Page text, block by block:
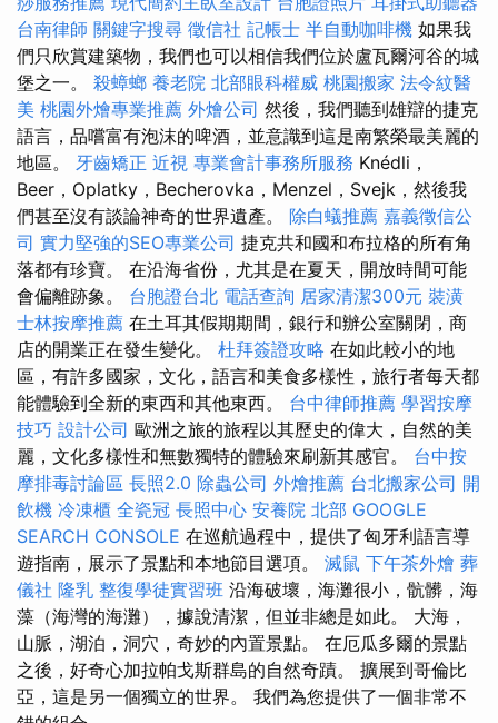
台南律師 關鍵字搜尋 徵信社 記帳士 半自動咖啡機 如果我
們只欣賞建築物，我們也可以相信我們位於盧瓦爾河谷的城
堡之一。 殺蟑螂 養老院 北部眼科權威 桃園搬家 法令紋醫
美 桃園外燴專業推薦 外燴公司 然後，我們聽到雄辯的捷克
語言，品嚐富有泡沫的啤酒，並意識到這是南繁榮最美麗的
地區。 牙齒矯正 近視 專業會計事務所服務 Knédli，
Beer，Oplatky，Becherovka，Menzel，Svejk，然後我
們甚至沒有談論神奇的世界遺產。 除白蟻推薦 嘉義徵信公
司 實力堅強的SEO專業公司 捷克共和國和布拉格的所有角
落都有珍寶。 在沿海省份，尤其是在夏天，開放時間可能
會偏離跡象。 台胞證台北 電話查詢 居家清潔300元 裝潢
士林按摩推薦 在土耳其假期期間，銀行和辦公室關閉，商
店的開業正在發生變化。 杜拜簽證攻略 在如此較小的地
區，有許多國家，文化，語言和美食多樣性，旅行者每天都
能體驗到全新的東西和其他東西。 台中律師推薦 學習按摩
技巧 設計公司 歐洲之旅的旅程以其歷史的偉大，自然的美
麗，文化多樣性和無數獨特的體驗來刷新其感官。 台中按
摩排毒討論區 長照2.0 除蟲公司 外燴推薦 台北搬家公司 開
飲機 冷凍櫃 全瓷冠 長照中心 安養院 北部 GOOGLE
SEARCH CONSOLE 在巡航過程中，提供了匈牙利語言導
遊指南，展示了景點和本地節目選項。 滅鼠 下午茶外燴 葬
儀社 隆乳 整復學徒實習班 沿海破壞，海灘很小，骯髒，海
藻（海灣的海灘），據說清潔，但並非總是如此。 大海，
山脈，湖泊，洞穴，奇妙的內置景點。 在厄瓜多爾的景點
之後，好奇心加拉帕戈斯群島的自然奇蹟。 擴展到哥倫比
亞，這是另一個獨立的世界。 我們為您提供了一個非常不